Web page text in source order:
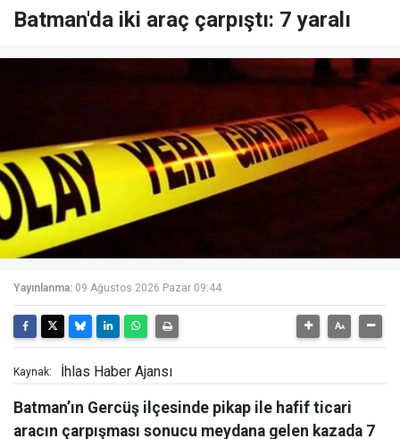
Batman'da iki araç çarpıştı: 7 yaralı
Yayınlanma: 09 Ağustos 2026 Pazar 09:44
Kaynak: İhlas Haber Ajansı
Batman’ın Gercüş ilçesinde pikap ile hafif ticari
aracın çarpışması sonucu meydana gelen kazada 7